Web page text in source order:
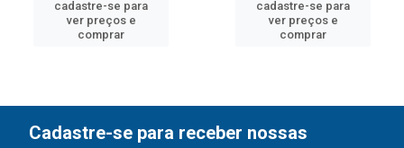
cadastre-se para
ver preços e
comprar
cadastre-se para
ver preços e
comprar
Cadastre-se para receber nossas